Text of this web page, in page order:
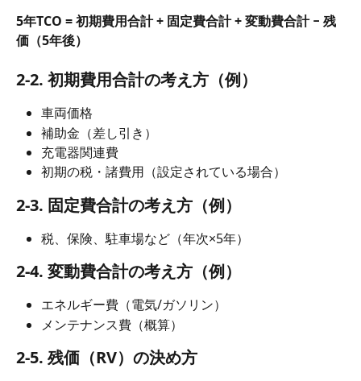
5年TCO = 初期費用合計 + 固定費合計 + 変動費合計 − 残
価（5年後）
2-2. 初期費用合計の考え方（例）
車両価格
補助金（差し引き）
充電器関連費
初期の税・諸費用（設定されている場合）
2-3. 固定費合計の考え方（例）
税、保険、駐車場など（年次×5年）
2-4. 変動費合計の考え方（例）
エネルギー費（電気/ガソリン）
メンテナンス費（概算）
2-5. 残価（RV）の決め方